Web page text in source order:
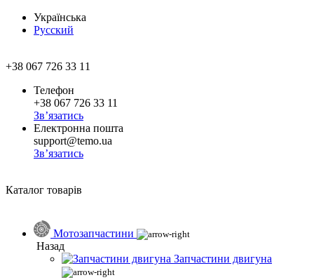
Українська
Русский
+38 067 726 33 11
Телефон
+38 067 726 33 11
Зв’язатись
Електронна пошта
support@temo.ua
Зв’язатись
Каталог товарів
Мотозапчастини
Назад
Запчастини двигуна